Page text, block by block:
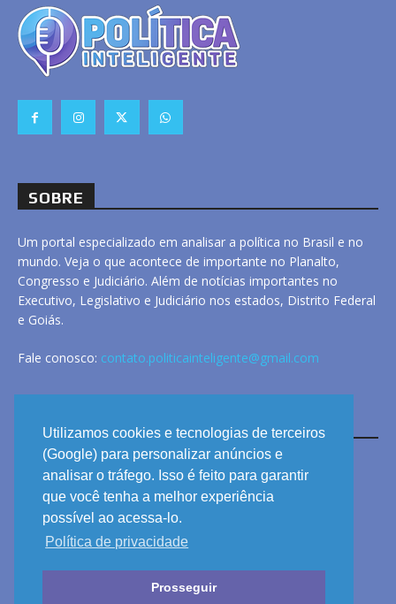
Utilizamos cookies e tecnologias de terceiros
(Google) para personalizar anúncios e
analisar o tráfego. Isso é feito para garantir
que você tenha a melhor experiência
possível ao acessa-lo.
Política de privacidade
Prosseguir
SOBRE
Um portal especializado em analisar a política no Brasil e no
mundo. Veja o que acontece de importante no Planalto,
Congresso e Judiciário. Além de notícias importantes no
Executivo, Legislativo e Judiciário nos estados, Distrito Federal
e Goiás.
Fale conosco: contato.politicainteligente@gmail.com
LINKS
ANUNCIE
PRIVACIDADE
CONTATO